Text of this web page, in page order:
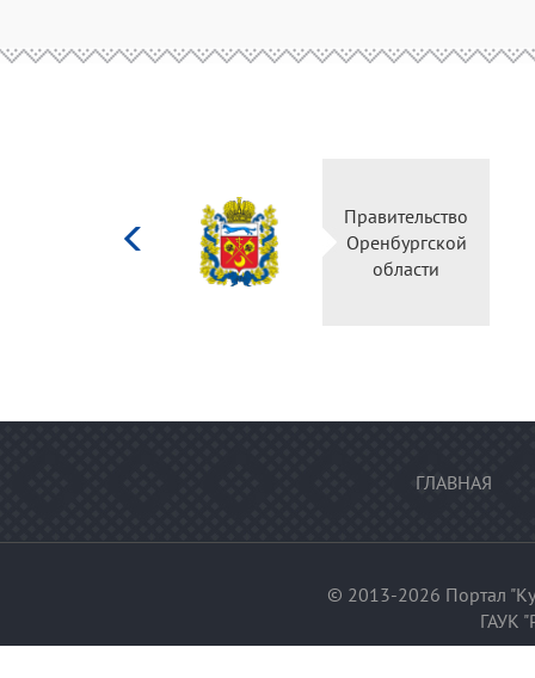
Правительство
Оренбургской
области
ГЛАВНАЯ
© 2013-2026 Портал
ГАУК